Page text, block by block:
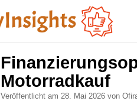
Motorradkauf
Veröffentlicht am 28. Mai 2026 von